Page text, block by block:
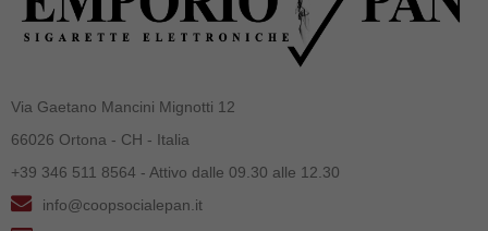
Via Gaetano Mancini Mignotti 12
66026 Ortona - CH - Italia
+39 346 511 8564 - Attivo dalle 09.30 alle 12.30
info@coopsocialepan.it